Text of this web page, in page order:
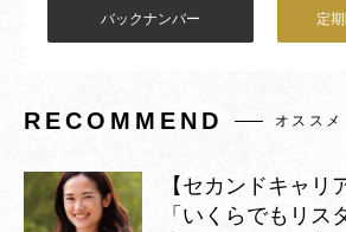
バックナンバー 定
RECOMMEND オススメ
【セカンドキャリ
「いくらでもリス